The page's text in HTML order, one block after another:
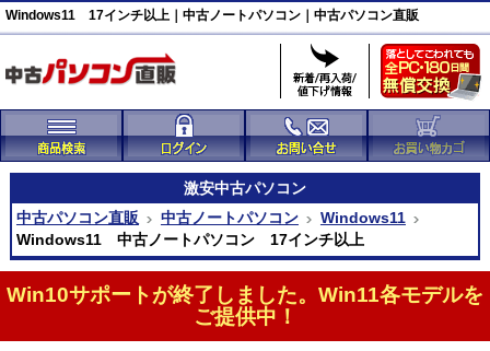
Windows11 17インチ以上｜中古ノートパソコン｜中古パソコン直販
激安中古パソコン
中古パソコン直販
中古ノートパソコン
Windows11
Windows11 中古ノートパソコン 17インチ以上
Win10サポートが終了しました。Win11各モデルを
ご提供中！